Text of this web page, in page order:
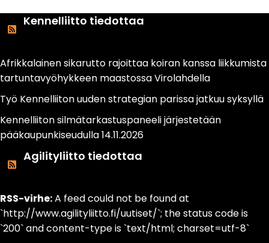
Kennelliitto tiedottaa
Afrikkalainen sikarutto rajoittaa koiran kanssa liikkumista
tartuntavyöhykkeen maastossa Virolahdella
Työ Kennelliiton uuden strategian parissa jatkuu syksyllä
Kennelliiton silmätarkastuspaneeli järjestetään
pääkaupunkiseudulla 14.11.2026
Agilityliitto tiedottaa
RSS-virhe:A feed could not be found at
`http://www.agilityliitto.fi/uutiset/`; the status code is
`200` and content-type is `text/html; charset=utf-8`